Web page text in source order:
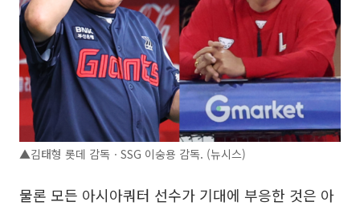
▲김태형 롯데 감독ㆍSSG 이숭용 감독. (뉴시스)
물론 모든 아시아쿼터 선수가 기대에 부응한 것은 아